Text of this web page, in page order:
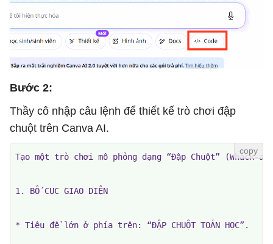
Bước 2:
Thầy cô nhập câu lệnh để thiết kế trò chơi đập
chuột trên Canva AI.
Tạo một trò chơi mô phỏng dạng “Đập Chuột”
1. BỐ CỤC GIAO DIỆN
* Tiêu đề lớn ở phía trên: “ĐẬP CHUỘT TOÁN HỌC”.